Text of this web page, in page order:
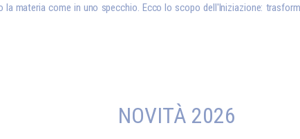
materia come in uno specchio. Ecco lo scopo dell'Iniziazione:
NOVITÀ 2026